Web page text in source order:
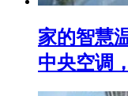
家的智慧
中央空调